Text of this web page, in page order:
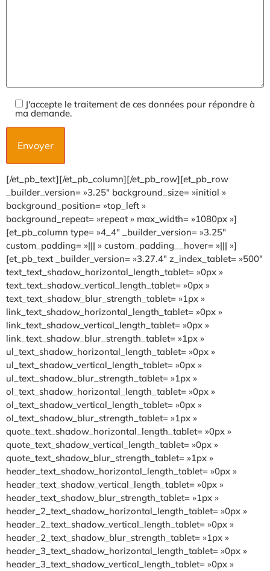
J'accepte le traitement de ces données pour répondre à
ma demande.
[/et_pb_text][/et_pb_column][/et_pb_row][et_pb_row
_builder_version= »3.25″ background_size= »initial »
background_position= »top_left »
background_repeat= »repeat » max_width= »1080px »]
[et_pb_column type= »4_4″ _builder_version= »3.25″
custom_padding= »||| » custom_padding__hover= »||| »]
[et_pb_text _builder_version= »3.27.4″ z_index_tablet= »500″
text_text_shadow_horizontal_length_tablet= »0px »
text_text_shadow_vertical_length_tablet= »0px »
text_text_shadow_blur_strength_tablet= »1px »
link_text_shadow_horizontal_length_tablet= »0px »
link_text_shadow_vertical_length_tablet= »0px »
link_text_shadow_blur_strength_tablet= »1px »
ul_text_shadow_horizontal_length_tablet= »0px »
ul_text_shadow_vertical_length_tablet= »0px »
ul_text_shadow_blur_strength_tablet= »1px »
ol_text_shadow_horizontal_length_tablet= »0px »
ol_text_shadow_vertical_length_tablet= »0px »
ol_text_shadow_blur_strength_tablet= »1px »
quote_text_shadow_horizontal_length_tablet= »0px »
quote_text_shadow_vertical_length_tablet= »0px »
quote_text_shadow_blur_strength_tablet= »1px »
header_text_shadow_horizontal_length_tablet= »0px »
header_text_shadow_vertical_length_tablet= »0px »
header_text_shadow_blur_strength_tablet= »1px »
header_2_text_shadow_horizontal_length_tablet= »0px »
header_2_text_shadow_vertical_length_tablet= »0px »
header_2_text_shadow_blur_strength_tablet= »1px »
header_3_text_shadow_horizontal_length_tablet= »0px »
header_3_text_shadow_vertical_length_tablet= »0px »